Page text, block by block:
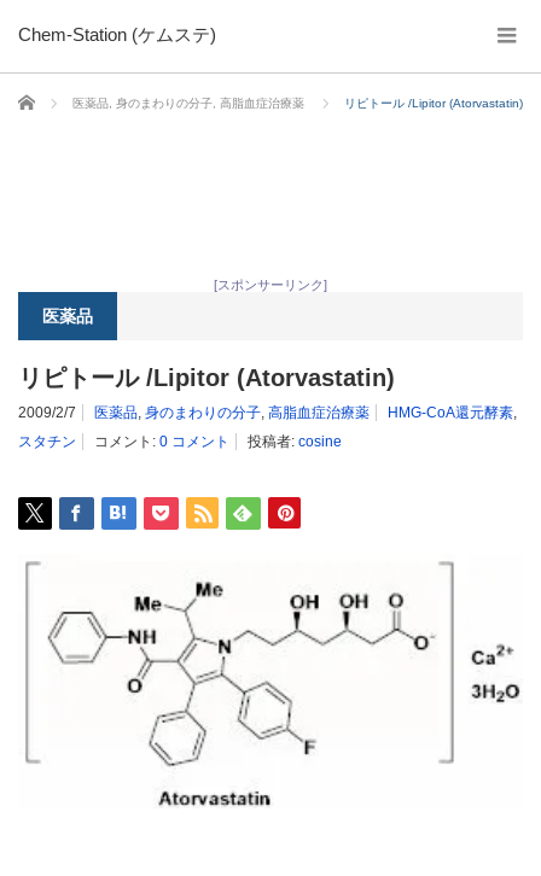
Chem-Station (ケムステ)
ホーム 医薬品 身のまわりの分子 高脂血症治療薬 リピトール /Lipitor (Atorvastatin)
[スポンサーリンク]
医薬品
リピトール /Lipitor (Atorvastatin)
2009/2/7 医薬品, 身のまわりの分子, 高脂血症治療薬 HMG-CoA還元酵素,
スタチン
コメント: 0 コメント 投稿者: cosine